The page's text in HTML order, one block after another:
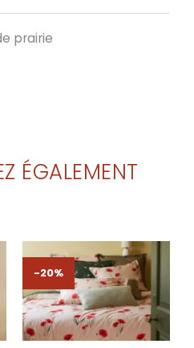
prairie
ÉGALEMENT
-20%